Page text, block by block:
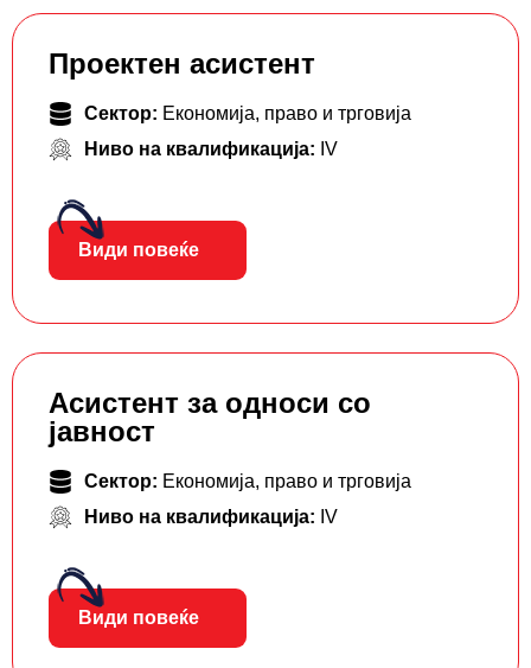
Проектен асистент
Сектор: Економија, право и трговија
Ниво на квалификација: IV
Види повеќе
Асистент за односи со
јавност
Сектор: Економија, право и трговија
Ниво на квалификација: IV
Види повеќе